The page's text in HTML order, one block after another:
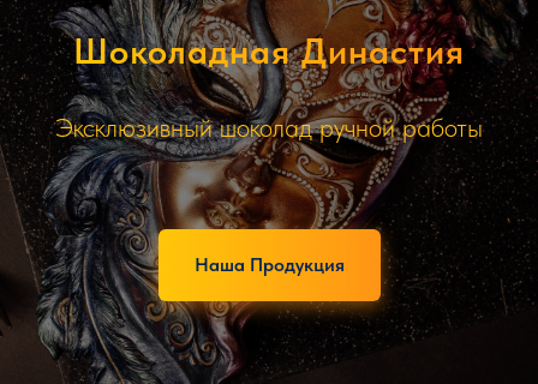
Шоколадная Династия
Эксклюзивный шоколад ручной работы
Наша Продукция